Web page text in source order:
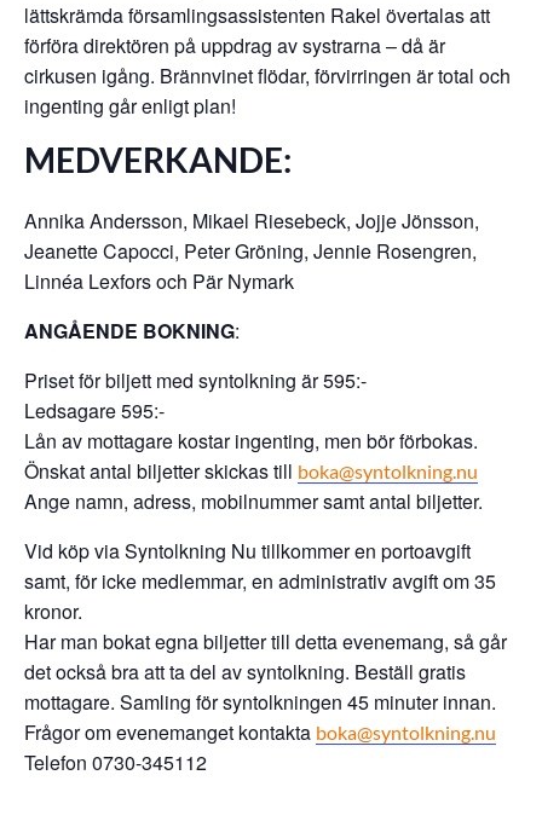
lättskrämda församlingsassistenten Rakel övertalas att
förföra direktören på uppdrag av systrarna – då är
cirkusen igång. Brännvinet flödar, förvirringen är total och
ingenting går enligt plan!
MEDVERKANDE:
Annika Andersson, Mikael Riesebeck, Jojje Jönsson,
Jeanette Capocci, Peter Gröning, Jennie Rosengren,
Linnéa Lexfors och Pär Nymark
ANGÅENDE BOKNING:
Priset för biljett med syntolkning är 595:-
Ledsagare 595:-
Lån av mottagare kostar ingenting, men bör förbokas.
Önskat antal biljetter skickas till boka@syntolkning.nu
Ange namn, adress, mobilnummer samt antal biljetter.
Vid köp via Syntolkning Nu tillkommer en portoavgift
samt, för icke medlemmar, en administrativ avgift om 35
kronor.
Har man bokat egna biljetter till detta evenemang, så går
det också bra att ta del av syntolkning. Beställ gratis
mottagare. Samling för syntolkningen 45 minuter innan.
Frågor om evenemanget kontakta boka@syntolkning.nu
Telefon 0730-345112